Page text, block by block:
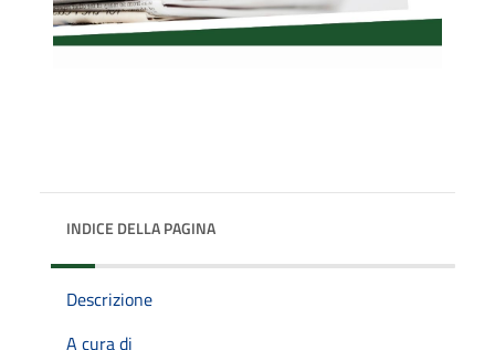
INDICE DELLA PAGINA
Descrizione
A cura di